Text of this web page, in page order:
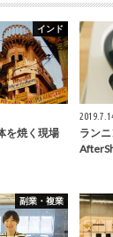
インド
を焼く現場
ラン
副業・複業